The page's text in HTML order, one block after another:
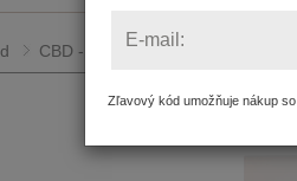
CBD - Oleje CBD - Riešenia
E-mail:
Zľavový kód umožňuje nákup